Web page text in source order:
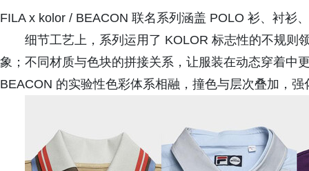
FILA x kolor / BEACON 联名系列涵盖 POLO 衫、衬衫
细节工艺上，系列运用了 KOLOR 标志性的不规则
象；不同材质与色块的拼接关系，让服装在动态穿着中
BEACON 的实验性色彩体系相融，撞色与层次叠加，强